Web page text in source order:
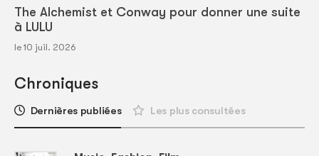
The Alchemist et Conway pour donner une suite
à LULU
le 10 juil. 2026
Chroniques
Dernières publiées Les plus consultées